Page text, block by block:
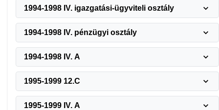
1994-1998 IV. igazgatási-ügyviteli osztály
1994-1998 IV. pénzügyi osztály
1994-1998 IV. A
1995-1999 12.C
1995-1999 IV. A